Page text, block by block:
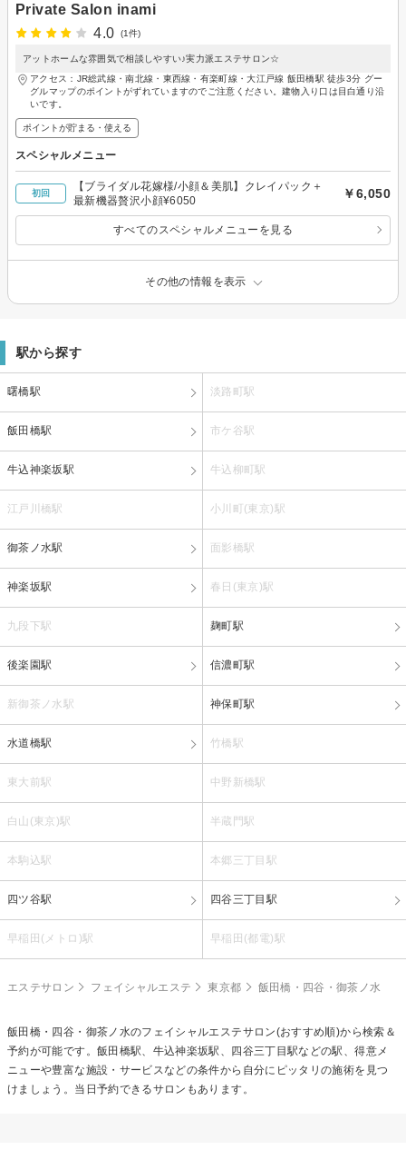
Private Salon inami
4.0
(1件)
アットホームな雰囲気で相談しやすい♪実力派エステサロン☆
アクセス：JR総武線・南北線・東西線・有楽町線・大江戸線 飯田橋駅 徒歩3分 グー
グルマップのポイントがずれていますのでご注意ください。建物入り口は目白通り沿
いです。
ポイントが貯まる・使える
スペシャルメニュー
初回
【ブライダル花嫁様/小顔＆美肌】クレイパック＋
最新機器贅沢小顔¥6050
￥6,050
すべてのスペシャルメニューを見る
その他の情報を表示
駅から探す
曙橋駅 淡路町駅
飯田橋駅 市ケ谷駅
牛込神楽坂駅 牛込柳町駅
江戸川橋駅 小川町(東京)駅
御茶ノ水駅 面影橋駅
神楽坂駅 春日(東京)駅
九段下駅 麹町駅
後楽園駅 信濃町駅
新御茶ノ水駅 神保町駅
水道橋駅 竹橋駅
東大前駅 中野新橋駅
白山(東京)駅 半蔵門駅
本駒込駅 本郷三丁目駅
四ツ谷駅 四谷三丁目駅
早稲田(メトロ)駅 早稲田(都電)駅
エステサロン フェイシャルエステ 東京都 飯田橋・四谷・御茶ノ水
飯田橋・四谷・御茶ノ水のフェイシャルエステサロン(おすすめ順)から検索＆
予約が可能です。飯田橋駅、牛込神楽坂駅、四谷三丁目駅などの駅、得意メ
ニューや豊富な施設・サービスなどの条件から自分にピッタリの施術を見つ
けましょう。当日予約できるサロンもあります。